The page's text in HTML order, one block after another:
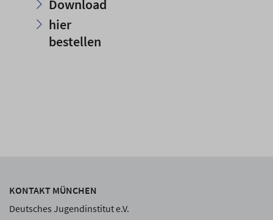
Download
hier
bestellen
KONTAKT MÜNCHEN
Deutsches Jugendinstitut e.V.